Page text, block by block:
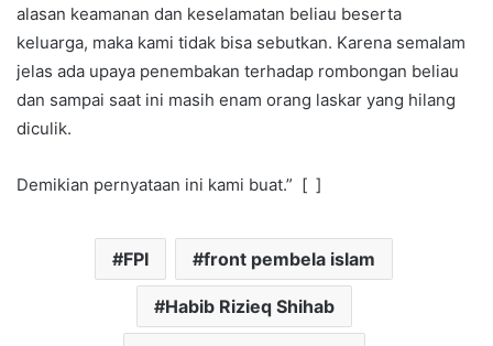
alasan keamanan dan keselamatan beliau beserta
keluarga, maka kami tidak bisa sebutkan. Karena semalam
jelas ada upaya penembakan terhadap rombongan beliau
dan sampai saat ini masih enam orang laskar yang hilang
diculik.
Demikian pernyataan ini kami buat.” [ ]
FPI front pembela islam
Habib Rizieq Shihab